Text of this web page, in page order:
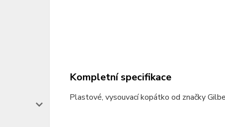
Kompletní specifikace
Plastové, vysouvací kopátko od značky